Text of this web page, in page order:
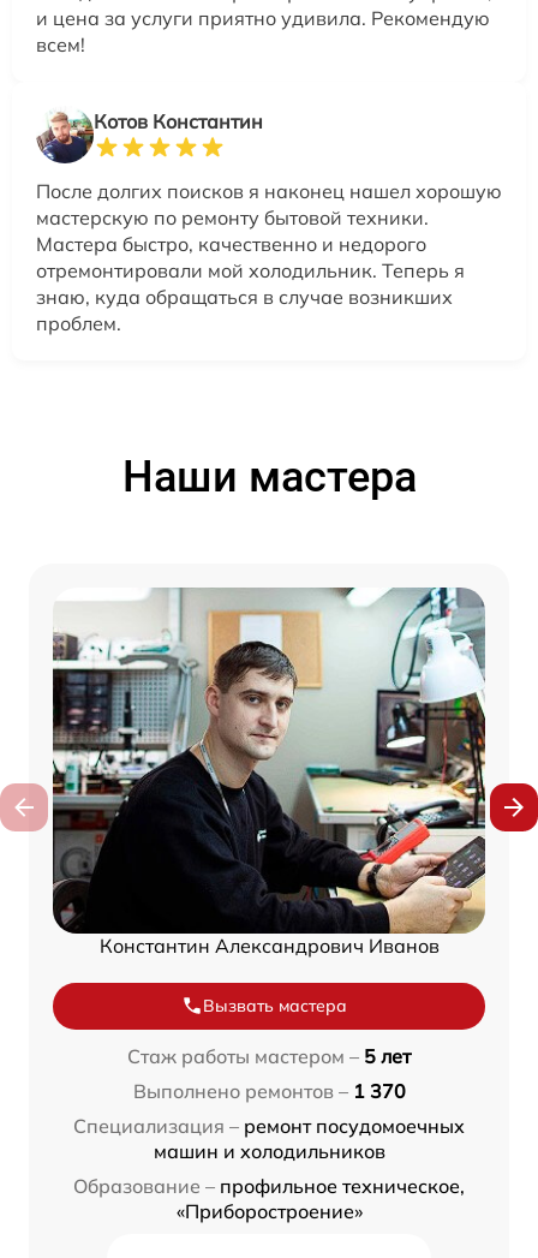
и цена за услуги приятно удивила. Рекомендую
всем!
Котов Константин
После долгих поисков я наконец нашел хорошую
мастерскую по ремонту бытовой техники.
Мастера быстро, качественно и недорого
отремонтировали мой холодильник. Теперь я
знаю, куда обращаться в случае возникших
проблем.
Наши мастера
Константин Александрович Иванов
Вызвать мастера
Стаж работы мастером – 5 лет
Выполнено ремонтов – 1 370
Специализация – ремонт посудомоечных
машин и холодильников
Образование – профильное техническое,
«Приборостроение»